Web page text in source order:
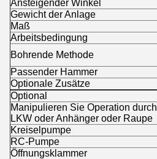
Ansteigender Winkel
Gewicht der Anlage
Maß
Arbeitsbedingung
Bohrende Methode
Passender Hammer
Optionale Zusätze
Optional
Manipulieren Sie Operation durch
LKW oder Anhänger oder Raupe
Kreiselpumpe
RC-Pumpe
Öffnungsklammer